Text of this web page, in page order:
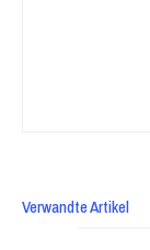
Verwandte Artikel